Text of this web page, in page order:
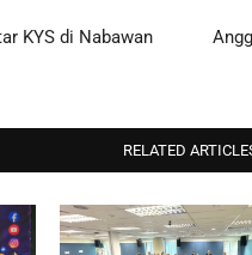
KYS di Nabawan
RELATED